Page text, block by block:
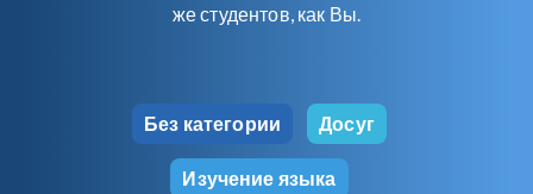
же студентов, как Вы.
Без категории Досуг
Изучение языка